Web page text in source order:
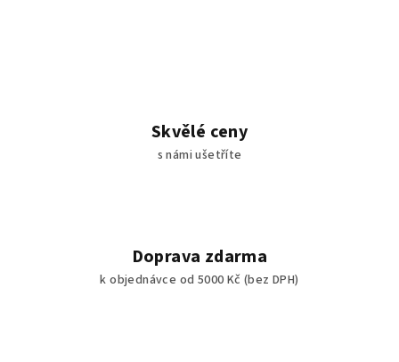
Skvělé ceny
s námi ušetříte
Doprava zdarma
k objednávce od 5000 Kč (bez DPH)